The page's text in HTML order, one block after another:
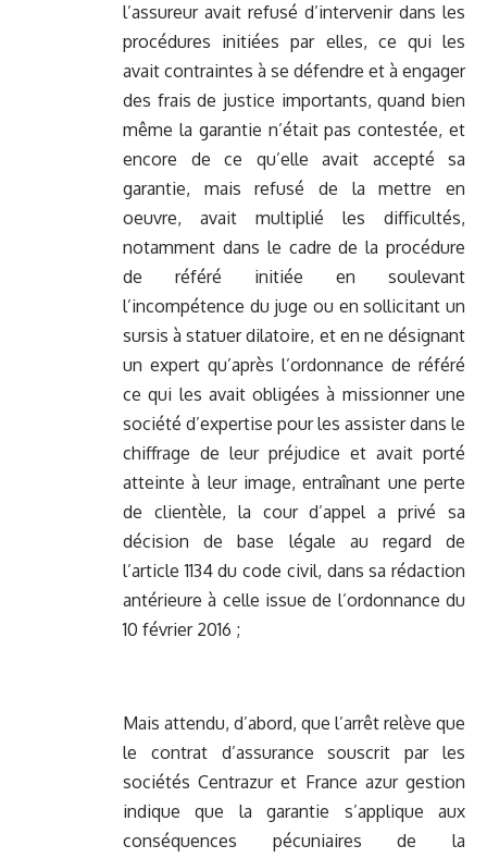
l’assureur avait refusé d’intervenir dans les
procédures initiées par elles, ce qui les
avait contraintes à se défendre et à engager
des frais de justice importants, quand bien
même la garantie n’était pas contestée, et
encore de ce qu’elle avait accepté sa
garantie, mais refusé de la mettre en
oeuvre, avait multiplié les difficultés,
notamment dans le cadre de la procédure
de référé initiée en soulevant
l’incompétence du juge ou en sollicitant un
sursis à statuer dilatoire, et en ne désignant
un expert qu’après l’ordonnance de référé
ce qui les avait obligées à missionner une
société d’expertise pour les assister dans le
chiffrage de leur préjudice et avait porté
atteinte à leur image, entraînant une perte
de clientèle, la cour d’appel a privé sa
décision de base légale au regard de
l’article 1134 du code civil, dans sa rédaction
antérieure à celle issue de l’ordonnance du
10 février 2016 ;
Mais attendu, d’abord, que l’arrêt relève que
le contrat d’assurance souscrit par les
sociétés Centrazur et France azur gestion
indique que la garantie s’applique aux
conséquences pécuniaires de la